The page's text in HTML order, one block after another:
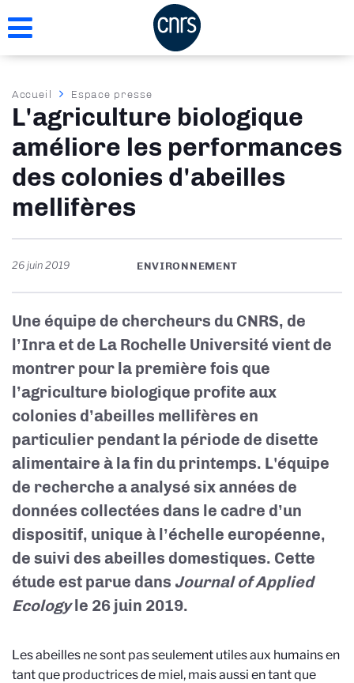
au
Fil
d'Ariane
Accueil Espace presse
L'agriculture biologique
améliore les performances
des colonies d'abeilles
mellifères
26 juin 2019 ENVIRONNEMENT
Une équipe de chercheurs du CNRS, de
l’Inra et de La Rochelle Université vient de
montrer pour la première fois que
l’agriculture biologique profite aux
colonies d’abeilles mellifères en
particulier pendant la période de disette
alimentaire à la fin du printemps. L'équipe
de recherche a analysé six années de
données collectées dans le cadre d’un
dispositif, unique à l’échelle européenne,
de suivi des abeilles domestiques. Cette
étude est parue dans Journal of Applied
Ecologyle 26 juin 2019.
Les abeilles ne sont pas seulement utiles aux humains en
tant que productrices de miel, mais aussi en tant que